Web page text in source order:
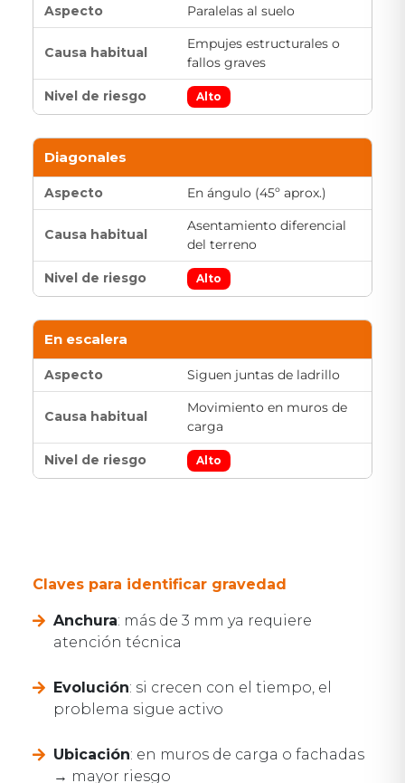
Paralelas al suelo
Empujes estructurales o
fallos graves
Alto
Diagonales
En ángulo (45º aprox.)
Asentamiento diferencial
del terreno
Alto
En escalera
Siguen juntas de ladrillo
Movimiento en muros de
carga
Alto
Claves para identificar gravedad
Anchura: más de 3 mm ya requiere
atención técnica
Evolución: si crecen con el tiempo, el
problema sigue activo
Ubicación: en muros de carga o fachadas
→ mayor riesgo